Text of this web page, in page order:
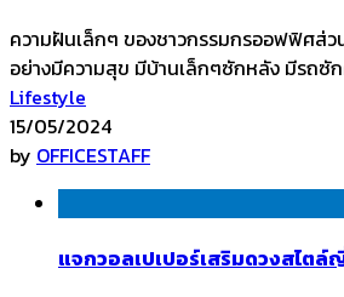
ความฝันเล็กๆ ของชาวกรรมกรออฟฟิศส่
อย่างมีความสุข มีบ้านเล็กๆซักหลัง มีรถซั
Lifestyle
15/05/2024
by OFFICESTAFF
แจกวอลเปเปอร์เสริมดวงสไตล์